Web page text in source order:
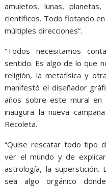
amuletos, lunas,
científicos. Todo flotando
múltiples direcciones”.
“Todos necesitamos
sentido. Es algo de lo que
religión, la metafísica y
manifestó el diseñador
años sobre este mural
inaugura la nueva
Recoleta.
“Quise rescatar todo tipo
ver el mundo y de
astrología, la superstición.
sea algo orgánico